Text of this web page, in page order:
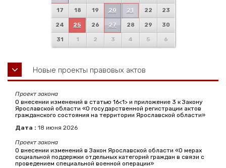
17 18 19 20 21 22 23
24 25 26 27 28 29 30
31 1 2 3 4 5 6
Новые проекты правовых актов
Проект закона
О внесении изменений в статью 16<1> и приложение 3 к Закону
Ярославской области «О государственной регистрации актов
гражданского состояния на территории Ярославской области»
Дата : 18 июня 2026
Проект закона
О внесении изменений в Закон Ярославской области «О мерах
социальной поддержки отдельных категорий граждан в связи с
проведением специальной военной операции»